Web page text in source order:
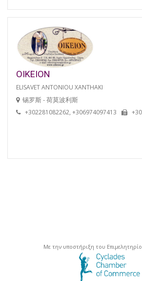
OIKEION
ELISAVET ANTONIOU XANTHAKI
锡罗斯 - 荷莫波利斯
+302281082262, +306974097413
Με την υποστήριξη του